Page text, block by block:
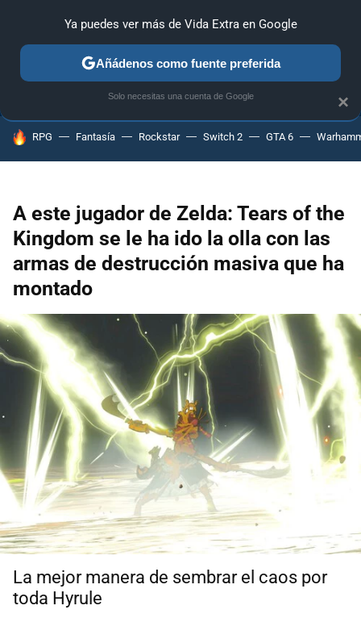
ANÁLISIS GUÍAS Y TRUCOS PC SONY NINTENDO
HOY SE HABLA DE
RPG Fantasía Rockstar Switch 2 GTA 6
A este jugador de Zelda: Tears of the
Kingdom se le ha ido la olla con las
armas de destrucción masiva que ha
montado
La mejor manera de sembrar el caos por
toda Hyrule
×
Ya puedes ver más de Vida Extra en Google
Añádenos como fuente preferida
Solo necesitas una cuenta de Google